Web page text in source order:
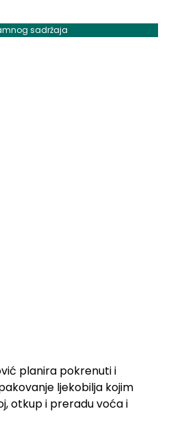
sadržaja
planira pokrenuti i
ljekobilja kojim
otkup i preradu voća i